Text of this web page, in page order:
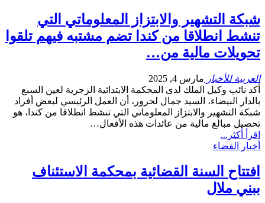
شبكة التشهير والابتزاز المعلوماتي التي
تنشط انطلاقا من كندا تضم مشتبه فيهم تلقوا
تحويلات مالية من…
العربية للأخبار مارس 4, 2025
أكد نائب وكيل الملك لدى المحكمة الابتدائية الزجرية لعين السبع
بالدار البيضاء، السيد جمال لحرور، أن العمل الرئيسي لبعض أفراد
شبكة التشهير والابتزاز المعلوماتي التي تنشط انطلاقا من كندا، هو
تحصيل مبالغ مالية من عائدات هذه الأفعال…
اقرأ أكثر...
أخبار القضاء
افتتاح السنة القضائية بمحكمة الاستئناف
ببني ملال